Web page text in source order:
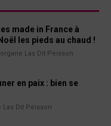
made in France à
les pieds au chaud !
Las Dit Peisson
en paix : bien se
Las Dit Peisson